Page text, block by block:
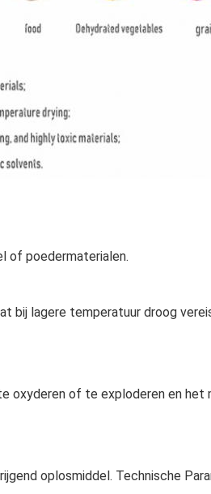
of poedermaterialen.
bij lagere temperatuur droog
oxyderen of te exploderen en
oplosmiddel. Technische